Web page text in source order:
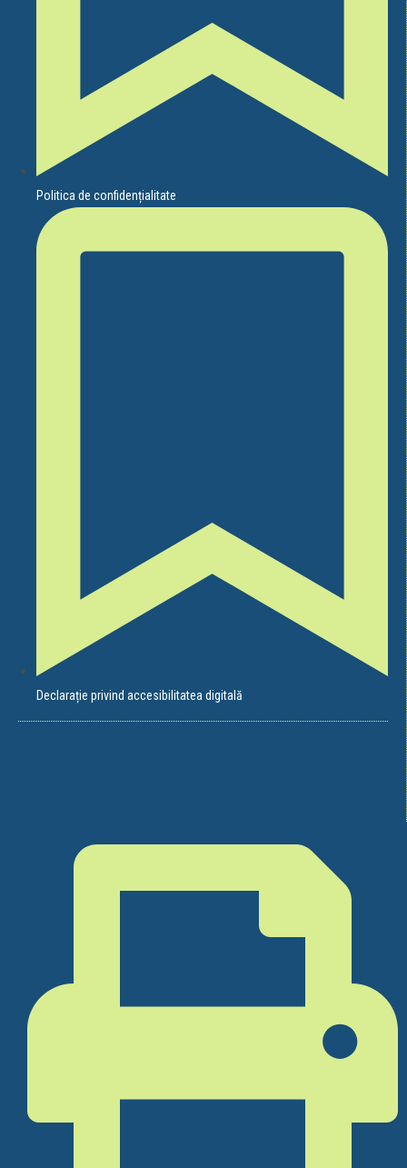
Politica de confidențialitate
Declarație privind accesibilitatea digitală